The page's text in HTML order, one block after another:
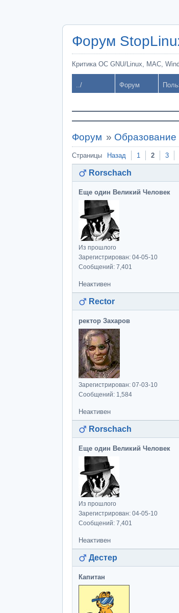
Форум
Критика ОС GNU/Linux, MAC,
../ Форум
Форум » Образование
Страницы Назад 1 2 3
Rorschach
Еще один Великий Человек
Из прошлого
Зарегистрирован: 04-05-10
Сообщений: 7,401
Неактивен
Rector
ректор Захаров
Зарегистрирован: 07-03-10
Сообщений: 1,584
Неактивен
Rorschach
Еще один Великий Человек
Из прошлого
Зарегистрирован: 04-05-10
Сообщений: 7,401
Неактивен
Дестер
Капитан